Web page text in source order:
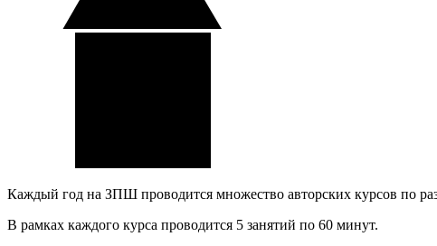
Каждый год на ЗПШ проводится множество авторских курсов по
В рамках каждого курса проводится 5 занятий по 60 минут.